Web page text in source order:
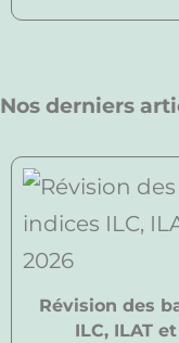
Nos derniers
Révision des
ILC, ILAT